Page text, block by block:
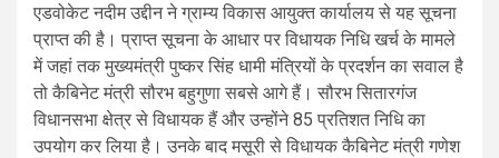
एडवोकेट नदीम उद्दीन ने ग्राम्य विकास आयुक्त कार्यालय से यह सूचना
प्राप्त की है। प्राप्त सूचना के आधार पर विधायक निधि खर्च के मामले
में जहां तक मुख्यमंत्री पुष्कर सिंह धामी मंत्रियों के प्रदर्शन का सवाल है
तो कैबिनेट मंत्री सौरभ बहुगुणा सबसे आगे हैं। सौरभ सितारगंज
विधानसभा क्षेत्र से विधायक हैं और उन्होंने 85 प्रतिशत निधि का
उपयोग कर लिया है। उनके बाद मसूरी से विधायक कैबिनेट मंत्री गणेश